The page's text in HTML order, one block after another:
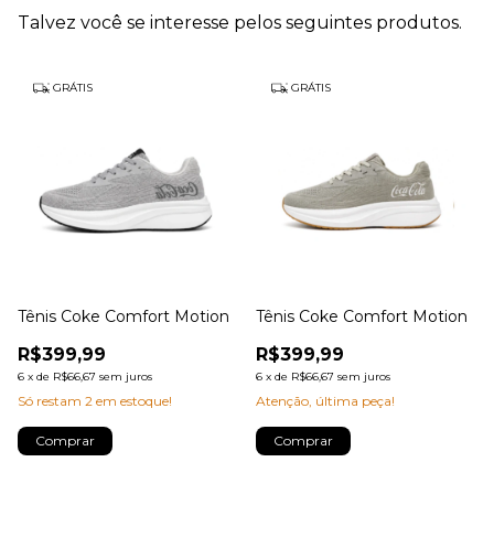
Talvez você se interesse pelos seguintes produtos.
GRÁTIS
Tênis Coke Comfort Motion
R$399,99
6 x de R$66,67 sem juros
Só restam 2 em estoque!
Comprar
GRÁTIS
Tênis Coke Comfort Motion
R$399,99
6 x de R$66,67 sem juros
Atenção, última peça!
Comprar